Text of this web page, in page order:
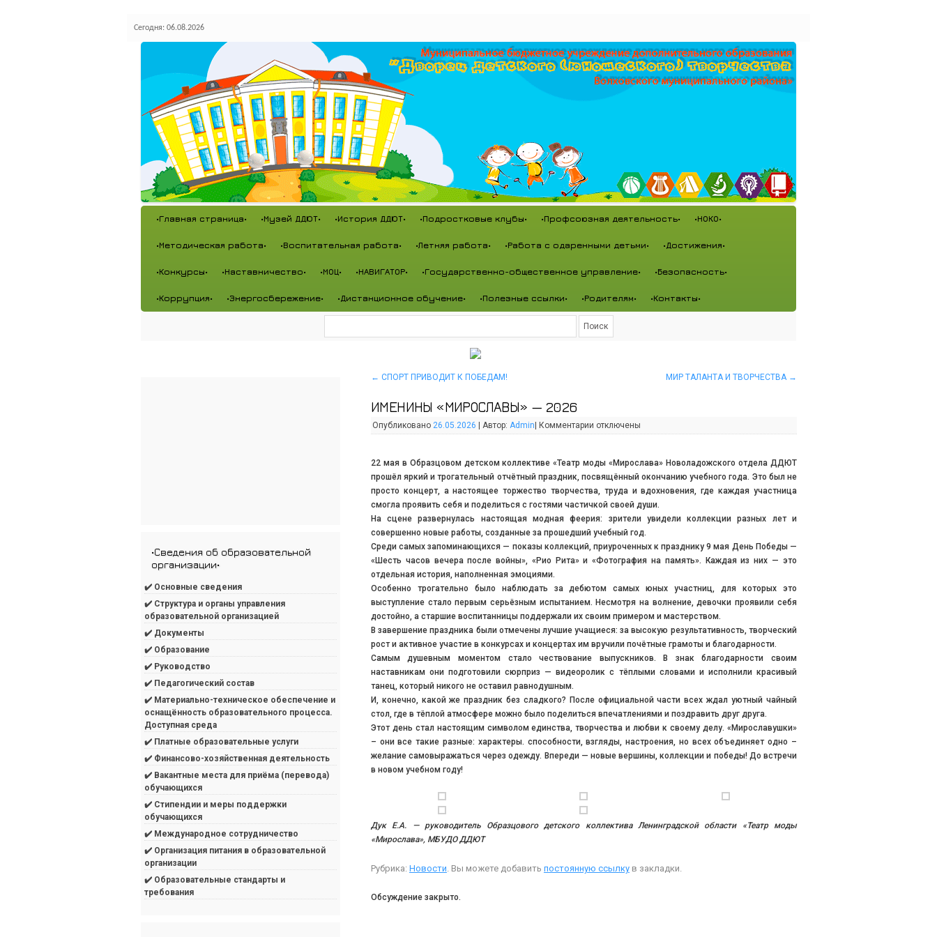
Сегодня: 06.08.2026
•Главная страница• •Музей ДДЮТ• •История ДДЮТ• •Подростковые клубы• •Профсоюзная деятельность• •НОКО•
•Методическая работа• •Воспитательная работа• •Летняя работа• •Работа с одаренными детьми• •Достижения•
•Конкурсы• •Наставничество• •МОЦ• •НАВИГАТОР• •Государственно-общественное управление• •Безопасность•
•Коррупция• •Энергосбережение• •Дистанционное обучение• •Полезные ссылки• •Родителям• •Контакты•
← СПОРТ ПРИВОДИТ К ПОБЕДАМ! МИР ТАЛАНТА И ТВОРЧЕСТВА →
ИМЕНИНЫ «МИРОСЛАВЫ» — 2026
Опубликовано 26.05.2026 Автор: Admin Комментарии отключены
22 мая в Образцовом детском коллективе «Театр моды «Мирослава» Новоладожского отдела ДДЮТ
прошёл яркий и трогательный отчётный праздник, посвящённый окончанию учебного года. Это был не
просто концерт, а настоящее торжество творчества, труда и вдохновения, где каждая участница
смогла проявить себя и поделиться с гостями частичкой своей души.
На сцене развернулась настоящая модная феерия: зрители увидели коллекции разных лет и
совершенно новые работы, созданные за прошедший учебный год.
Среди самых запоминающихся — показы коллекций, приуроченных к празднику 9 мая День Победы —
«Шесть часов вечера после войны», «Рио Рита» и «Фотография на память». Каждая из них — это
отдельная история, наполненная эмоциями.
Особенно трогательно было наблюдать за дебютом самых юных участниц, для которых это
выступление стало первым серьёзным испытанием. Несмотря на волнение, девочки проявили себя
достойно, а старшие воспитанницы поддержали их своим примером и мастерством.
В завершение праздника были отмечены лучшие учащиеся: за высокую результативность, творческий
рост и активное участие в конкурсах и концертах им вручили почётные грамоты и благодарности.
Самым душевным моментом стало чествование выпускников. В знак благодарности своим
наставникам они подготовили сюрприз — видеоролик с тёплыми словами и исполнили красивый
танец, который никого не оставил равнодушным.
И, конечно, какой же праздник без сладкого? После официальной части всех ждал уютный чайный
стол, где в тёплой атмосфере можно было поделиться впечатлениями и поздравить друг друга.
Этот день стал настоящим символом единства, творчества и любви к своему делу. «Мирославушки»
– они все такие разные: характеры. способности, взгляды, настроения, но всех объединяет одно –
желание самовыражаться через одежду. Впереди — новые вершины, коллекции и победы! До встречи
в новом учебном году!
Дук Е.А. — руководитель Образцового детского коллектива Ленинградской области «Театр моды
«Мирослава», МБУДО ДДЮТ
Рубрика: Новости . Вы можете добавить постоянную ссылкув закладки.
Обсуждение закрыто.
•Сведения об образовательной
организации•
✔️ Основные сведения
✔️ Структура и органы управления
образовательной организацией
✔️ Документы
✔️ Образование
✔️ Руководство
✔️ Педагогический состав
✔️ Материально-техническое обеспечение и
оснащённость образовательного процесса.
Доступная среда
✔️ Платные образовательные услуги
✔️ Финансово-хозяйственная деятельность
✔️ Вакантные места для приёма (перевода)
обучающихся
✔️ Стипендии и меры поддержки
обучающихся
✔️ Международное сотрудничество
✔️ Организация питания в образовательной
организации
✔️ Образовательные стандарты и
требования